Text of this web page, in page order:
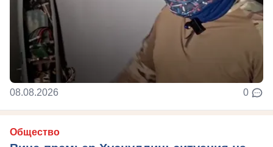
08.08.2026 0
Общество